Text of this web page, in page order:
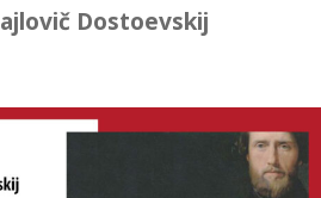
STORIADostoevskij